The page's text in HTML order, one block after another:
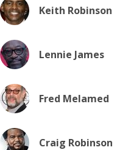
Keith Robinson
Lennie James
Fred Melamed
Craig Robinson